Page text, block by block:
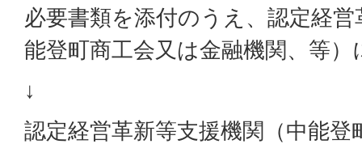
必要書類を添付のうえ、認定経
能登町商工会又は金融機関、等）
↓
認定経営革新等支援機関（中能登